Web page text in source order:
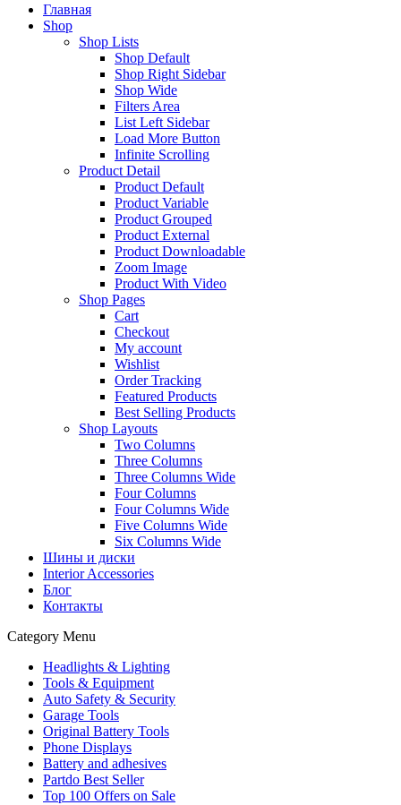
Главная
Shop
Shop Lists
Shop Default
Shop Right Sidebar
Shop Wide
Filters Area
List Left Sidebar
Load More Button
Infinite Scrolling
Product Detail
Product Default
Product Variable
Product Grouped
Product External
Product Downloadable
Zoom Image
Product With Video
Shop Pages
Cart
Checkout
My account
Wishlist
Order Tracking
Featured Products
Best Selling Products
Shop Layouts
Two Columns
Three Columns
Three Columns Wide
Four Columns
Four Columns Wide
Five Columns Wide
Six Columns Wide
Шины и диски
Interior Accessories
Блог
Контакты
Category Menu
Headlights & Lighting
Tools & Equipment
Auto Safety & Security
Garage Tools
Original Battery Tools
Phone Displays
Battery and adhesives
Partdo Best Seller
Top 100 Offers on Sale